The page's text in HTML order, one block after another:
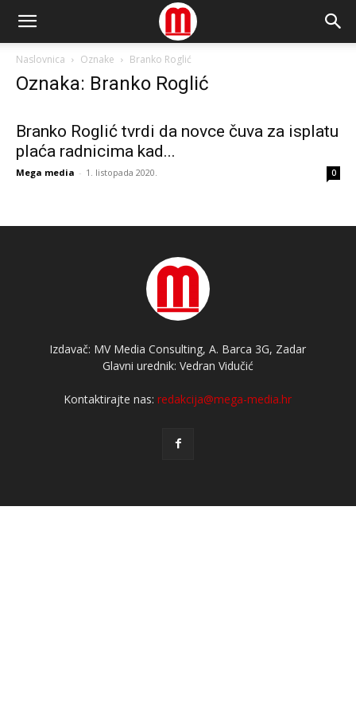
Naslovnica Oznake Branko Roglić
Oznaka: Branko Roglić
Branko Roglić tvrdi da novce čuva za isplatu
plaća radnicima kad...
Mega media - 1. listopada 2020. 0
Izdavač: MV Media Consulting, A. Barca 3G, Zadar
Glavni urednik: Vedran Vidučić
Kontaktirajte nas:redakcija@mega-media.hr